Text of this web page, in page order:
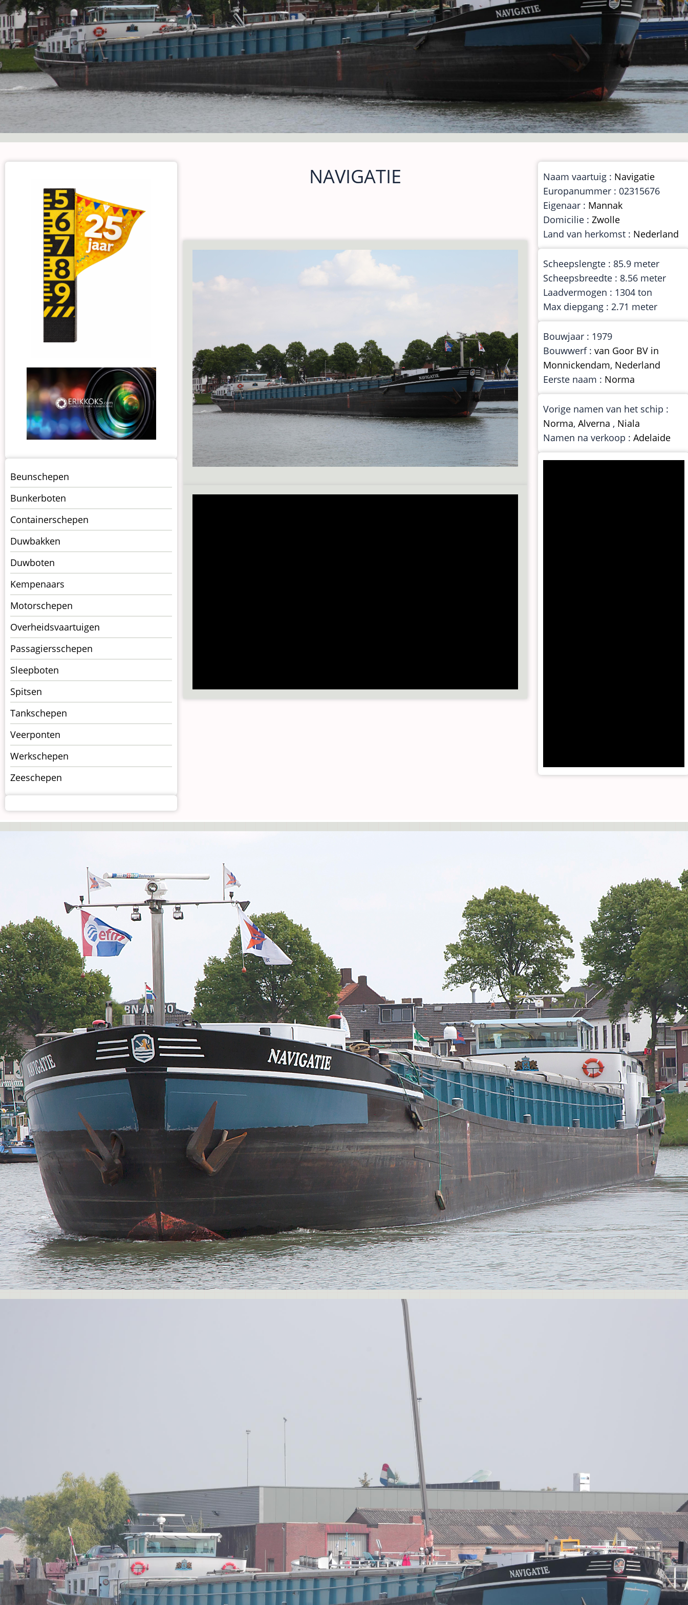
NAVIGATIE
Menu
Schepen
Beunschepen
Bunkerboten
Containerschepen
Duwbakken
Duwboten
Kempenaars
Motorschepen
Overheidsvaartuigen
Passagiersschepen
Sleepboten
Spitsen
Tankschepen
Veerponten
Werkschepen
Zeeschepen
Naam vaartuig : Navigatie
Europanummer : 02315676
Eigenaar : Mannak
Domicilie :Zwolle
Land van herkomst : Nederland
Scheepslengte : 85.9 meter
Scheepsbreedte : 8.56 meter
Laadvermogen : 1304 ton
Max diepgang : 2.71 meter
Bouwjaar : 1979
Bouwwerf :van Goor BV in
Monnickendam, Nederland
Eerste naam : Norma
Vorige namen van het schip :
Norma,Alverna , Niala
Namen na verkoop :Adelaide